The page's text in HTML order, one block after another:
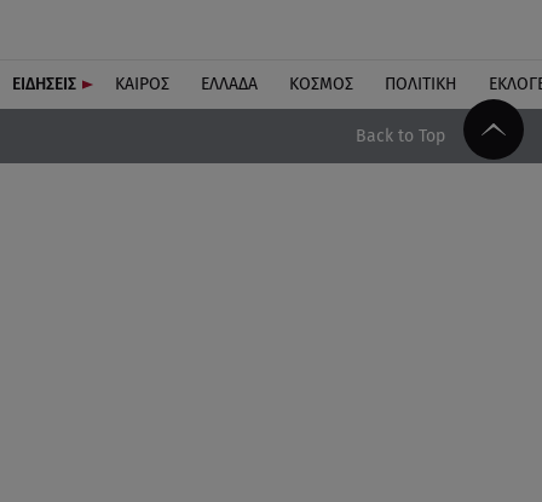
ΕΙΔΗΣΕΙΣ ΚΑΙΡΟΣ ΕΛΛΑΔΑ ΚΟΣΜΟΣ ΠΟΛΙΤΙΚΗ
Back to Top